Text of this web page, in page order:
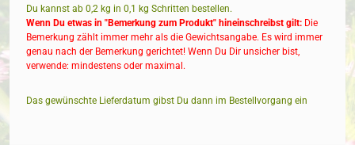
Du kannst ab 0,2 kg in 0,1 kg Schritten bestellen.
Wenn Du etwas in "Bemerkung zum Produkt" hineinschreibst gilt: Die
Bemerkung zählt immer mehr als die Gewichtsangabe. Es wird immer
genau nach der Bemerkung gerichtet! Wenn Du Dir unsicher bist,
verwende: mindestens oder maximal.
Das gewünschte Lieferdatum gibst Du dann im Bestellvorgang ein